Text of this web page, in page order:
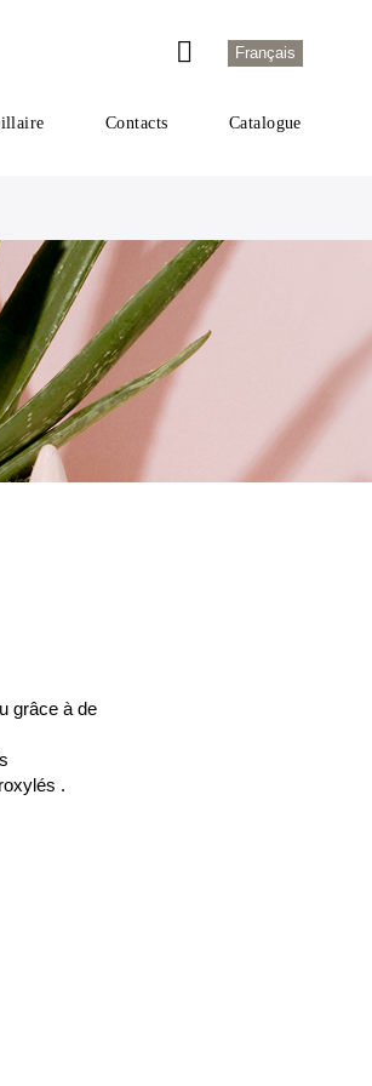
Français
Contacts Catalogue
grâce à de
.